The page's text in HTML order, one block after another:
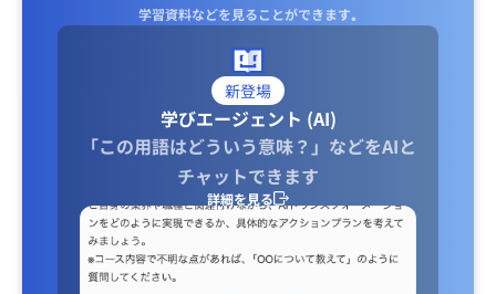
学習資料などを見ることができます｡
新登場
学びエージェント (AI)
「この用語はどういう意味？」などをAIと
チャットできます
詳細を見る